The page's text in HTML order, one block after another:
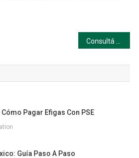
Pagar Efigas Con PSE
Guía Paso A Paso